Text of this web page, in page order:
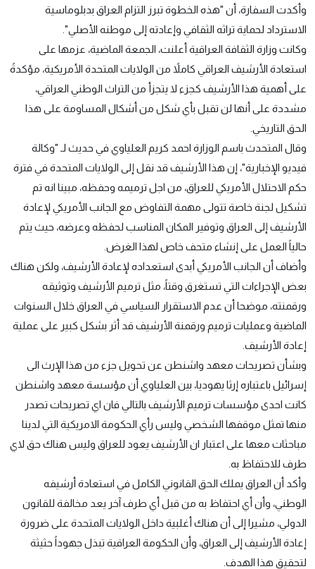
وأكدت السفارة، أن "هذه الخطوة تبرز التزام العراق بدبلوماسية
الاسترداد لحماية تراثه الثقافي وإعادته إلى موطنه الأصلي".
وكانت وزارة الثقافة العراقية أعلنت، الجمعة الماضية، عزمها على
استعادة الأرشيف العراقي كاملاً من الولايات المتحدة الأمريكية، مؤكدةً
على أهمية هذا الأرشيف كجزء لا يتجزأ من التراث الوطني العراقي،
مشددة على أنها لن تقبل بأي شكل من أشكال المساومة على هذا
الحق التاريخي.
وقال المتحدث باسم الوزارة احمد كريم العلياوي في حديث لـ "وكالة
فيديو الإخبارية"، إن هذا الأرشيف قد نقل إلى الولايات المتحدة في فترة
حكم الاحتلال الأمريكي للعراق، من اجل ترميمه وحفظه، مبينا انه تم
تشكيل لجنة خاصة تتولى مهمة التفاوض مع الجانب الأمريكي لإعادة
الأرشيف إلى العراق وتوفير المكان المناسب لحفظه وعرضه، حيث يتم
حالياً العمل على إنشاء متحف خاص لهذا الغرض.
وأضاف أن الجانب الأمريكي أبدى استعداده لإعادة الأرشيف، ولكن هناك
بعض الإجراءات التي تستغرق وقتاً، مثل ترميم الأرشيف وتوثيقه
ورقمنته، موضحا أن عدم الاستقرار السياسي في العراق خلال السنوات
الماضية وعمليات ترميم ورقمنة الأرشيف قد أثر بشكل كبير على عملية
إعادة الأرشيف.
وبشأن تصريحات معهد واشنطن عن تحويل جزء من هذا الإرث الى
إسرائيل باعتباره إرثا يهوديا، بين العلياوي أن مؤسسة معهد واشنطن
كانت احدى مؤسسات ترميم الأرشيف بالتالي فان اي تصريحات تصدر
منها تمثل موقفها الشخصي وليس رأي الحكومة الامريكية التي لدينا
مباحثات معها على اعتبار ان الأرشيف يعود للعراق وليس هناك حق لاي
طرف للاحتفاظ به.
وأكد أن العراق يملك الحق القانوني الكامل في استعادة أرشيفه
الوطني، وأن أي احتفاظ به من قبل أي طرف آخر يعد مخالفة للقانون
الدولي، مشيرا إلى أن هناك أغلبية داخل الولايات المتحدة على ضرورة
إعادة الأرشيف إلى العراق، وأن الحكومة العراقية تبذل جهوداً حثيثة
لتحقيق هذا الهدف.